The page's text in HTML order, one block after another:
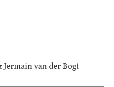
Jermain van der Bogt